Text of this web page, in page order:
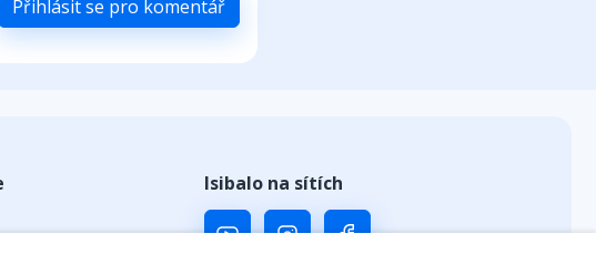
Přihlásit se pro komentář
Isibalo na sítích